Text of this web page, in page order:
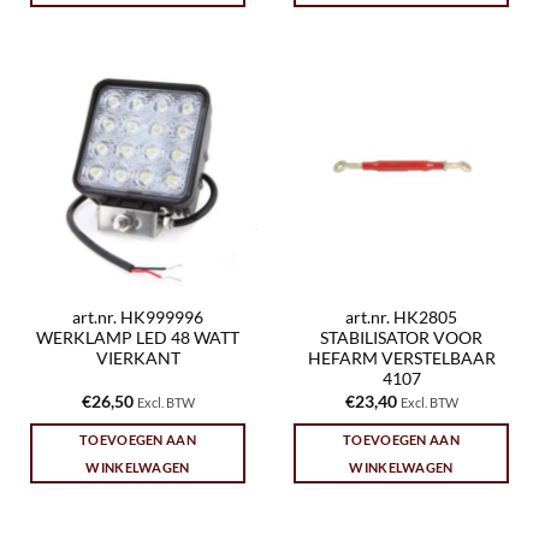
art.nr. HK999996
WERKLAMP LED 48 WATT
VIERKANT
€26,50 Excl. BTW
TOEVOEGEN AAN
WINKELWAGEN
art.nr. HK2805
STABILISATOR VOOR
HEFARM VERSTELBAAR
4107
€23,40 Excl. BTW
TOEVOEGEN AAN
WINKELWAGEN